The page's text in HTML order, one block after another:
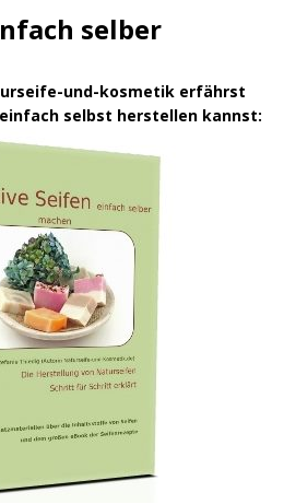
selber
und-kosmetik erfährst
selbst herstellen kannst: